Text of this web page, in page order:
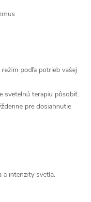
podľa potrieb vašej
svetelnú terapiu pôsobiť.
pre dosiahnutie
a intenzity svetla.